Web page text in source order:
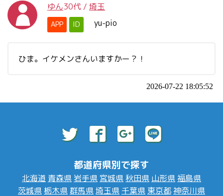
ゆん30代 / 埼玉
APP ID yu-pio
ひま。イケメンさんいますかー？！
2026-07-22 18:05:52
都道府県別で探す
北海道 青森県 岩手県 宮城県 秋田県 山形県福島県
茨城県 栃木県群馬県埼玉県 千葉県 東京都神奈川県